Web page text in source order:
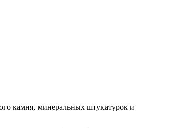
камня, минеральных штукатурок и